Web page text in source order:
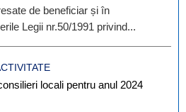
de beneficiar și în
Legii nr.50/1991 privind...
locali pentru anul 2024